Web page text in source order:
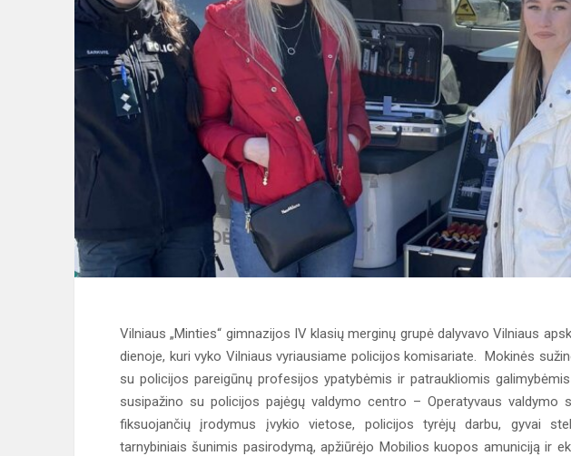
Vilniaus „Minties“ gimnazijos IV klasių merginų grupė dalyvavo Vilniaus
dienoje, kuri vyko Vilniaus vyriausiame policijos komisariate. Mokinės
su policijos pareigūnų profesijos ypatybėmis ir patraukliomis
susipažino su policijos pajėgų valdymo centro – Operatyvaus valdymo
fiksuojančių įrodymus įvykio vietose, policijos tyrėjų darbu, gyvai
tarnybiniais šunimis pasirodymą, apžiūrėjo Mobilios kuopos amuniciją ir